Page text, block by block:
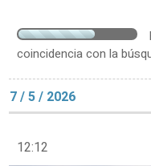
coincidencia con la
7 / 5 / 2026
12:12